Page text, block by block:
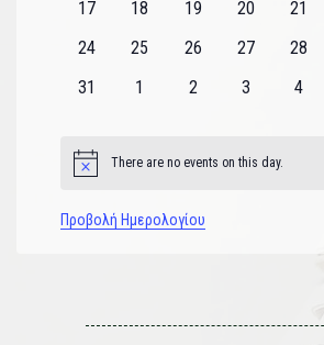
0
17
0
18
0
19
0
20
0
21
0
24
0
25
0
26
0
27
0
28
0
31
0
1
0
2
0
3
0
4
Notice There are no events on this day.
Προβολή Ημερολογίου